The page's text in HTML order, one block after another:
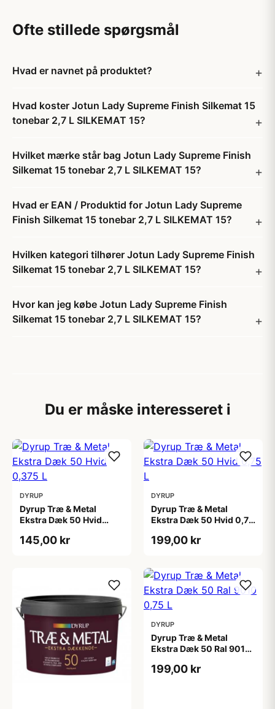
Ofte stillede spørgsmål
Hvad er navnet på produktet?
Hvad koster Jotun Lady Supreme Finish Silkemat 15
tonebar 2,7 L SILKEMAT 15?
Hvilket mærke står bag Jotun Lady Supreme Finish
Silkemat 15 tonebar 2,7 L SILKEMAT 15?
Hvad er EAN / Produktid for Jotun Lady Supreme
Finish Silkemat 15 tonebar 2,7 L SILKEMAT 15?
Hvilken kategori tilhører Jotun Lady Supreme Finish
Silkemat 15 tonebar 2,7 L SILKEMAT 15?
Hvor kan jeg købe Jotun Lady Supreme Finish
Silkemat 15 tonebar 2,7 L SILKEMAT 15?
Du er måske interesseret i
DYRUP
Dyrup Træ & Metal
Ekstra Dæk 50 Hvid
145,00 kr
DYRUP
Dyrup Træ & Metal
Ekstra Dæk 50 Hvid 0,75
199,00 kr
DYRUP
Dyrup Træ & Metal
Ekstra Dæk 50 Ral 9010
199,00 kr